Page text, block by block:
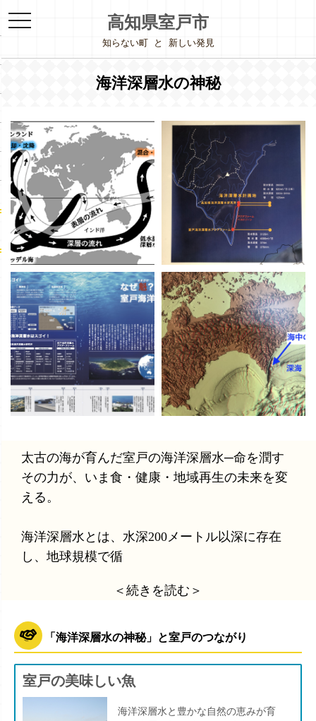
高知県室戸市
知らない町 と 新しい発見
toggle
navigation
海洋深層水の神秘
太古の海が育んだ室戸の海洋深層水─命を潤す
その力が、いま食・健康・地域再生の未来を変
える。
海洋深層水とは、水深200メートル以深に存在
し、地球規模で循
＜続きを読む＞
「海洋深層水の神秘」と室戸のつながり
室戸の美味しい魚
海洋深層水と豊かな自然の恵みが育